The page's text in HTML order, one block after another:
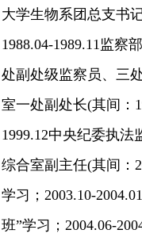
大学生物系团总支书
1988.04-1989.11监察
处副处级监察员、三
室一处副处长(其间：
1999.12中央纪委执法
综合室副主任(其间：
学习；2003.10-
班”学习；2004.06-